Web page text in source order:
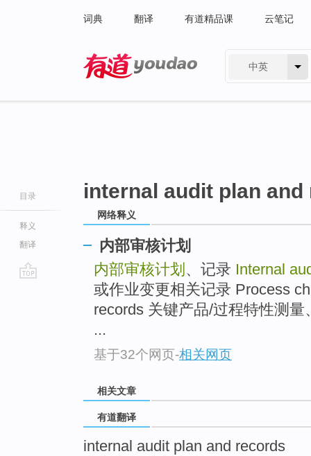
词典 翻译 有道精品课 云笔记
中英
目录
释义
翻译
internal audit plan and
网络释义
内部审核计划
内部审核计划 、记录 Internal
或作业变更相关记录 Process
records 关键产品/过程特性测
...
基于32个网页-相关网页
相关文章
有道翻译
internal audit plan and records